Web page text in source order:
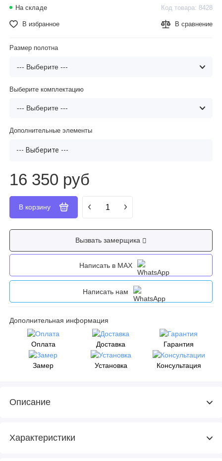
На складе Код товара: 8428
В избранное В сравнение
Размер полотна
Выберите комплектацию
Дополнительные элементы
--- Выберите ---
16 350 руб
Вызвать замерщика
Написать в MAX
Написать нам
Дополнительная информация
Оплата Доставка Гарантия
Замер Установка Консультация
Описание
Характеристики